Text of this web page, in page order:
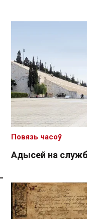
Спасылка без VPN
Адысей на
Повязь часоў